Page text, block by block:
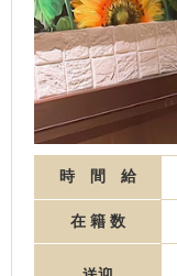
時 間 給
在 籍 数